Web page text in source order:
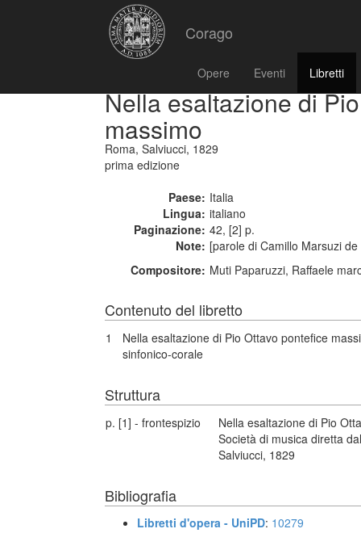
Corago
Opere Eventi Libretti
Nella esaltazione di
massimo
Roma, Salviucci, 1829
prima edizione
Paese: Italia
Lingua: italiano
Paginazione: 42, [2] p.
Note: [parole di Camillo Marsuzi
Compositore: Muti Paparuzzi, Raffaele
Contenuto del libretto
1
Nella esaltazione di Pio Ottavo pontefice
sinfonico-corale
Struttura
p. [1] - frontespizio
Nella esaltazione di Pio
Società di musica diretta
Salviucci, 1829
Bibliografia
Libretti d'opera - UniPD: 10279